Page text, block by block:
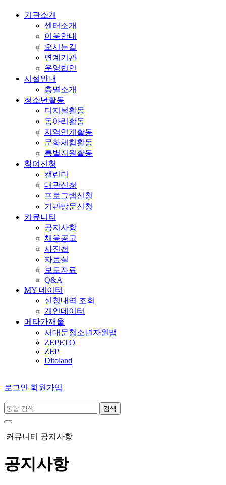
기관소개
센터소개
이용안내
오시는길
연계기관
운영법인
시설안내
층별소개
청소년활동
디지털활동
동아리활동
지역연계활동
문화체험활동
특별지원활동
참여신청
캘린더
대관신청
프로그램신청
기관방문신청
커뮤니티
공지사항
채용공고
사진첩
자료실
보도자료
Q&A
MY 데이터
신청내역 조회
개인데이터
메타가재울
서대문청소년자원맵
ZEPETO
ZEP
Ditoland
로그인 회원가입
검색
커뮤니티 공지사항
공지사항